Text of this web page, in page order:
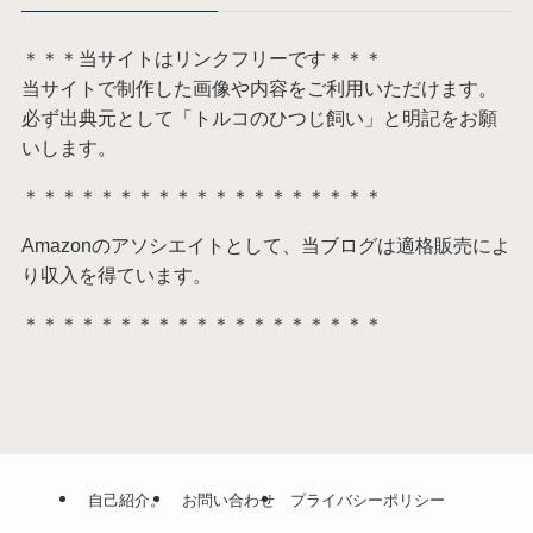
＊＊＊当サイトはリンクフリーです＊＊＊
当サイトで制作した画像や内容をご利用いただけます。
必ず出典元として「トルコのひつじ飼い」と明記をお願
いします。
＊＊＊＊＊＊＊＊＊＊＊＊＊＊＊＊＊＊＊
Amazonのアソシエイトとして、当ブログは適格販売によ
り収入を得ています。
＊＊＊＊＊＊＊＊＊＊＊＊＊＊＊＊＊＊＊
自己紹介。 お問い合わせ プライバシーポリシー